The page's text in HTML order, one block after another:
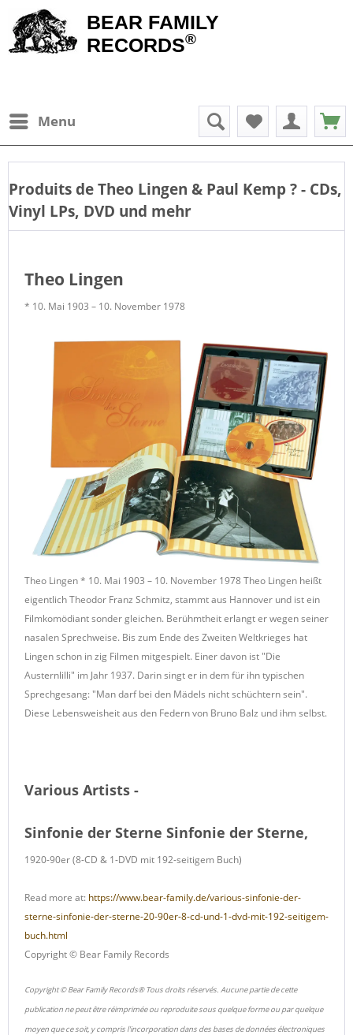
BEAR FAMILY
RECORDS®
Menu
Produits deTheo Lingen & Paul Kemp? - CDs,
Vinyl LPs, DVD und mehr
Theo Lingen
* 10. Mai 1903 – 10. November 1978
Theo Lingen * 10. Mai 1903 – 10. November 1978 Theo Lingen heißt
eigentlich Theodor Franz Schmitz, stammt aus Hannover und ist ein
Filmkomödiant sonder gleichen. Berühmtheit erlangt er wegen seiner
nasalen Sprechweise. Bis zum Ende des Zweiten Weltkrieges hat
Lingen schon in zig Filmen mitgespielt. Einer davon ist "Die
Austernlilli" im Jahr 1937. Darin singt er in dem für ihn typischen
Sprechgesang: "Man darf bei den Mädels nicht schüchtern sein".
Diese Lebensweisheit aus den Federn von Bruno Balz und ihm selbst.
Various Artists -
Sinfonie der Sterne Sinfonie der Sterne,
1920-90er (8-CD & 1-DVD mit 192-seitigem Buch)
Read more at: https://www.bear-family.de/various-sinfonie-der-
sterne-sinfonie-der-sterne-20-90er-8-cd-und-1-dvd-mit-192-seitigem-
buch.html
Copyright © Bear Family Records
Copyright © Bear Family Records® Tous droits réservés. Aucune partie de cette
publication ne peut être réimprimée ou reproduite sous quelque forme ou par quelque
moyen que ce soit, y compris l'incorporation dans des bases de données électroniques